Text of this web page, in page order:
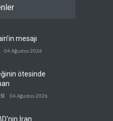
yeni askeri
Lübnan
aldı
mesajı
04 Ağustos 2026
ötesinde
04 Ağustos 2026
İran